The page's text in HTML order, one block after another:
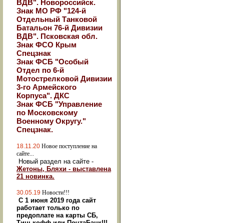
ВДВ". Новороссийск.
Знак МО РФ "124-й
Отдельный Танковой
Батальон 76-й Дивизии
ВДВ". Псковская обл.
Знак ФСО Крым
Спецзнак
Знак ФСБ "Особый
Отдел по 6-й
Мотострелковой Дивизии
3-го Армейского
Корпуса". ДКС
Знак ФСБ "Управление
по Московскому
Военному Округу."
Спецзнак.
18.11.20 Новое поступление на
сайте...
Новый раздел на сайте -
Жетоны, Бляхи - выставлена
21 новинка.
30.05.19 Новости!!!
С 1 июня 2019 года сайт
работает только по
предоплате на карты СБ,